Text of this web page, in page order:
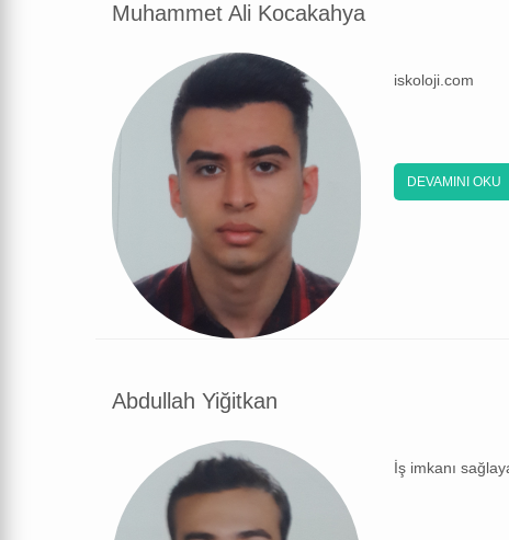
Muhammet Ali Kocakahya
iskoloji.com
DEVAMINI OKU
Abdullah Yiğitkan
İş imkanı